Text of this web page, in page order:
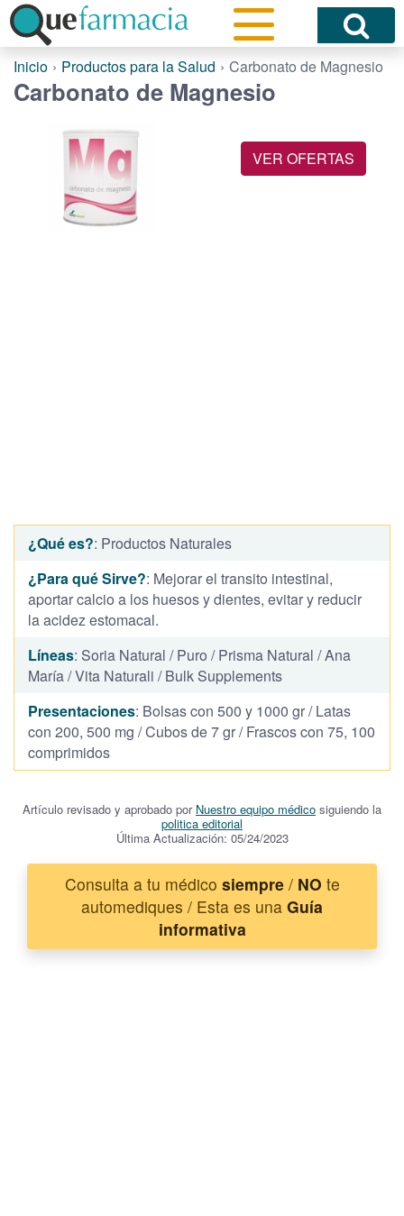
Inicio Productos para la Salud Carbonato de Magnesio
Carbonato de Magnesio
VER OFERTAS
¿Qué es?: Productos Naturales
¿Para qué Sirve?: Mejorar el transito intestinal,
aportar calcio a los huesos y dientes, evitar y reducir
la acidez estomacal.
Líneas: Soria Natural / Puro / Prisma Natural / Ana
María / Vita Naturali / Bulk Supplements
Presentaciones: Bolsas con 500 y 1000 gr / Latas
con 200, 500 mg / Cubos de 7 gr / Frascos con 75, 100
comprimidos
Artículo revisado y aprobado por Nuestro equipo médico siguiendo la
politica editorial
Última Actualización: 05/24/2023
Consulta a tu médico siempre/ NO te
automediques / Esta es una Guía
informativa